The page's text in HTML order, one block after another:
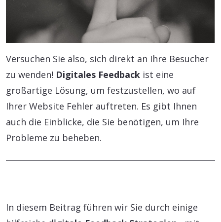
Versuchen Sie also, sich direkt an Ihre Besucher
zu wenden! Digitales Feedback ist eine
großartige Lösung, um festzustellen, wo auf
Ihrer Website Fehler auftreten. Es gibt Ihnen
auch die Einblicke, die Sie benötigen, um Ihre
Probleme zu beheben.
In diesem Beitrag führen wir Sie durch einige